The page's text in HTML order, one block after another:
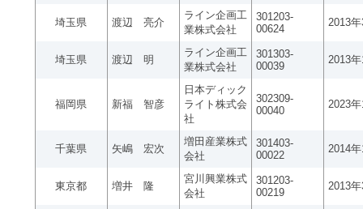
埼玉県 渡辺 亮介
ライン企画工
業株式会社
301203-
00624
2013
埼玉県 渡辺 明
ライン企画工
業株式会社
301303-
00039
2013
福岡県 新福 智彦
日本ディック
ライト株式会
社
302309-
00040
2023
千葉県 矢嶋 宏次
増田産業株式
会社
301403-
00022
2014
東京都 増井 隆
宮川興業株式
会社
301203-
00219
2013